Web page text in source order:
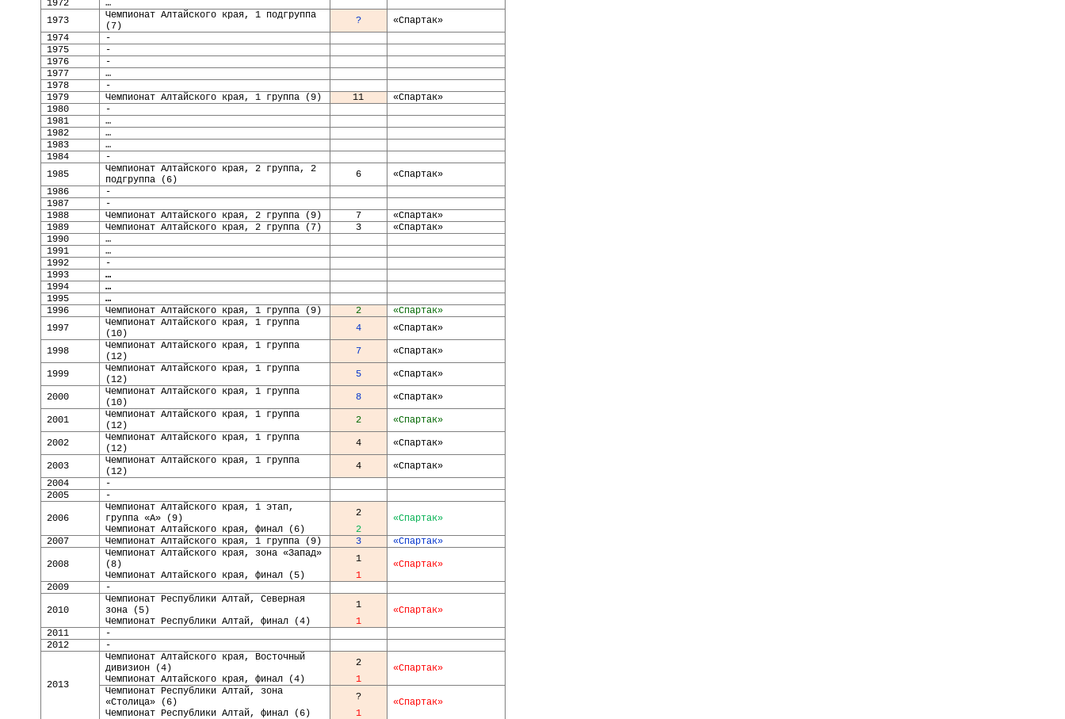
1972
…
1973
Чемпионат Алтайского края, 1 подгруппа
(7)
?
«Спартак»
1974
-
1975
-
1976
-
1977
…
1978
-
1979 Чемпионат Алтайского края, 1 группа (9) 11
«Спартак»
1980
-
1981
…
1982
…
1983
…
1984
-
1985
Чемпионат Алтайского края, 2 группа, 2
подгруппа (6)
6
«Спартак»
1986
-
1987
-
1988 Чемпионат Алтайского края, 2 группа (9) 7
«Спартак»
1989 Чемпионат Алтайского края, 2 группа (7) 3
«Спартак»
1990
…
1991
…
1992
-
1993
…
1994
…
1995
…
1996 Чемпионат Алтайского края, 1 группа (9) 2
«Спартак»
1997
Чемпионат Алтайского края, 1 группа
(10)
4 «Спартак»
1998
Чемпионат Алтайского края, 1 группа
(12)
7 «Спартак»
1999
Чемпионат Алтайского края, 1 группа
(12)
5 «Спартак»
2000
Чемпионат Алтайского края, 1 группа
(10)
8 «Спартак»
2001
Чемпионат Алтайского края, 1 группа
(12)
2 «Спартак»
2002
Чемпионат Алтайского края, 1 группа
(12)
4 «Спартак»
2003
Чемпионат Алтайского края, 1 группа
(12)
4
«Спартак»
2004
-
2005
-
2006
Чемпионат Алтайского края, 1 этап,
группа «А» (9)
2
«Спартак»
Чемпионат Алтайского края, финал (6)
2
2007
Чемпионат Алтайского края, 1 группа (9) 3 «Спартак»
2008
Чемпионат Алтайского края, зона «Запад»
(8)
1
«Спартак»
Чемпионат Алтайского края, финал (5)
1
2009
-
2010
Чемпионат Республики Алтай, Северная
зона (5)
1
«Спартак»
Чемпионат Республики Алтай, финал (4)
1
2011
-
2012
-
2013
Чемпионат Алтайского края, Восточный
дивизион (4)
2
«Спартак»
Чемпионат Алтайского края, финал (4)
1
Чемпионат Республики Алтай, зона
«Столица» (6)
?
«Спартак»
Чемпионат Республики Алтай, финал (6)
1